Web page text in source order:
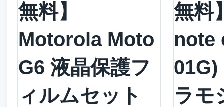
無料】
Motorola Moto
G6 液晶保護フ
ィルムセット
無料
note
ラモ